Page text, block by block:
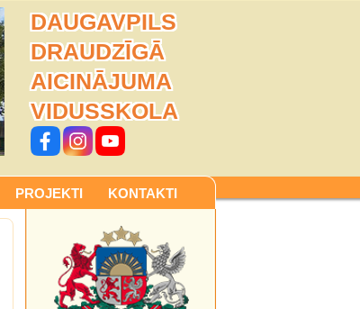
DAUGAVPILS
DRAUDZĪGĀ
AICINĀJUMA
VIDUSSKOLA
PROJEKTI KONTAKTI